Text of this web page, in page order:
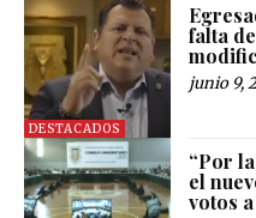
DESTACADOS
falta
junio 9,
“Por
el
votos